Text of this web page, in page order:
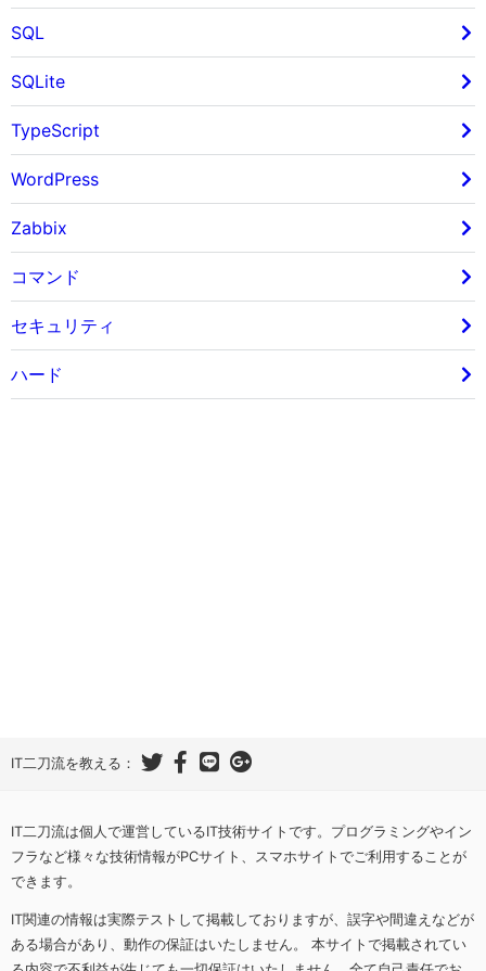
SQL
SQLite
TypeScript
WordPress
Zabbix
コマンド
セキュリティ
ハード
IT二刀流を教える：
IT二刀流は個人で運営しているIT技術サイトです。プログラミングやイン
フラなど様々な技術情報がPCサイト、スマホサイトでご利用することが
できます。
IT関連の情報は実際テストして掲載しておりますが、誤字や間違えなどが
ある場合があり、動作の保証はいたしません。 本サイトで掲載されてい